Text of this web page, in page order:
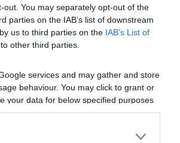
You may separately opt-out of the
parties on the IAB’s list of downstream
us to third parties on the IAB’s List of
other third parties.
services and may gather and store
behaviour. You may click to grant or
your data for below specified purposes